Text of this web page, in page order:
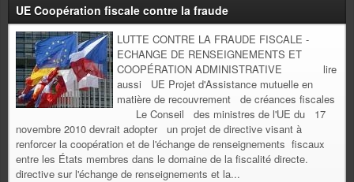
UE Coopération fiscale contre la fraude
LUTTE CONTRE LA FRAUDE FISCALE -
ECHANGE DE RENSEIGNEMENTS ET
COOPÉRATION ADMINISTRATIVE lire
aussi UE Projet d'Assistance mutuelle en
matière de recouvrement de créances fiscales
Le Conseil des ministres de l'UE du 17
novembre 2010 devrait adopter un projet de directive visant à
renforcer la coopération et de l'échange de renseignements fiscaux
entre les États membres dans le domaine de la fiscalité directe.
directive sur l'échange de renseignements et la...